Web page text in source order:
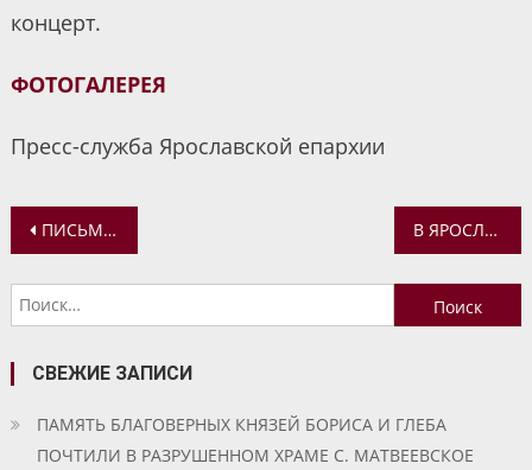
концерт.
ФОТОГАЛЕРЕЯ
Пресс-служба Ярославской епархии
Навигация
по
записям
ПИСЬМО В НОВЫЙ ГОД В ЯРОСЛАВЛЕ СОСТОЯЛАСЬ ВСТРЕЧА МИТРОПОЛИТА ВАДИМА И ГУБЕРНАТОРА ОБЛАСТИ ДМИТРИЯ МИРОНОВА
Найти:
СВЕЖИЕ ЗАПИСИ
ПАМЯТЬ БЛАГОВЕРНЫХ КНЯЗЕЙ БОРИСА И ГЛЕБА
ПОЧТИЛИ В РАЗРУШЕННОМ ХРАМЕ С. МАТВЕЕВСКОЕ